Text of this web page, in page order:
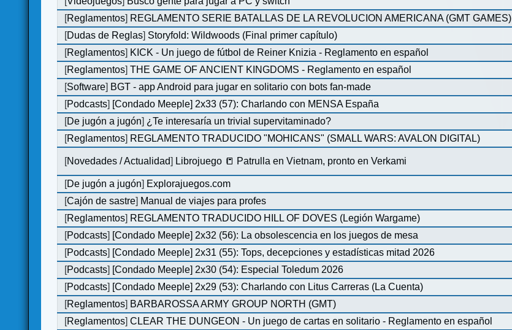
[Reglamentos] REGLAMENTO SERIE BATALLAS DE LA REVOLUCION AMERICANA (GMT GAMES)
[Dudas de Reglas] Storyfold: Wildwoods (Final primer capítulo)
[Reglamentos] KICK - Un juego de fútbol de Reiner Knizia - Reglamento en español
[Reglamentos]THE GAME OF ANCIENT KINGDOMS - Reglamento en español
[Software] BGT - app Android para jugar en solitario con bots fan-made
[Podcasts] [Condado Meeple] 2x33 (57): Charlando con MENSA España
[De jugón a jugón] ¿Te interesaría un trivial supervitaminado?
[Reglamentos] REGLAMENTO TRADUCIDO "MOHICANS" (SMALL WARS: AVALON DIGITAL)
[Novedades / Actualidad] Librojuego 📒 Patrulla en Vietnam, pronto en Verkami
[De jugón a jugón] Explorajuegos.com
[Cajón de sastre] Manual de viajes para profes
[Reglamentos] REGLAMENTO TRADUCIDO HILL OF DOVES (Legión Wargame)
[Podcasts] [Condado Meeple] 2x32 (56): La obsolescencia en los juegos de mesa
[Podcasts] [Condado Meeple] 2x31 (55): Tops, decepciones y estadísticas mitad 2026
[Podcasts] [Condado Meeple] 2x30 (54): Especial Toledum 2026
[Podcasts] [Condado Meeple] 2x29 (53): Charlando con Litus Carreras (La Cuenta)
[Reglamentos] BARBAROSSA ARMY GROUP NORTH (GMT)
[Reglamentos]CLEAR THE DUNGEON - Un juego de cartas en solitario - Reglamento en español